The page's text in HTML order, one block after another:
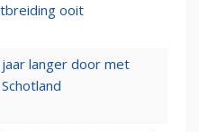
ooit
jaar langer door met